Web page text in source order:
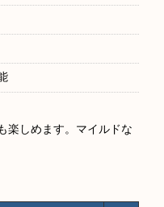
楽しめます。マイルドな